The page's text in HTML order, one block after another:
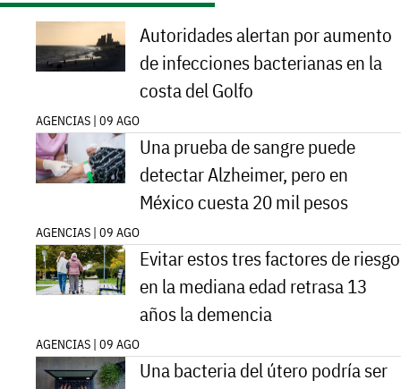
Autoridades alertan por aumento
de infecciones bacterianas en la
costa del Golfo
AGENCIAS | 09 AGO
Una prueba de sangre puede
detectar Alzheimer, pero en
México cuesta 20 mil pesos
AGENCIAS | 09 AGO
Evitar estos tres factores de riesgo
en la mediana edad retrasa 13
años la demencia
AGENCIAS | 09 AGO
Una bacteria del útero podría ser